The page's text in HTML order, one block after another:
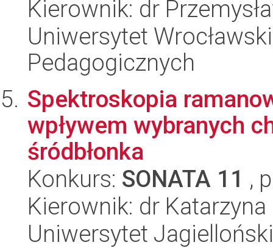
Kierownik: dr
Uniwersytet
Pedagogicznych
Spektroskopia
wpływem wybranych
śródbłonka
Konkurs: SONATA 11 ,
Kierownik: dr
Uniwersytet